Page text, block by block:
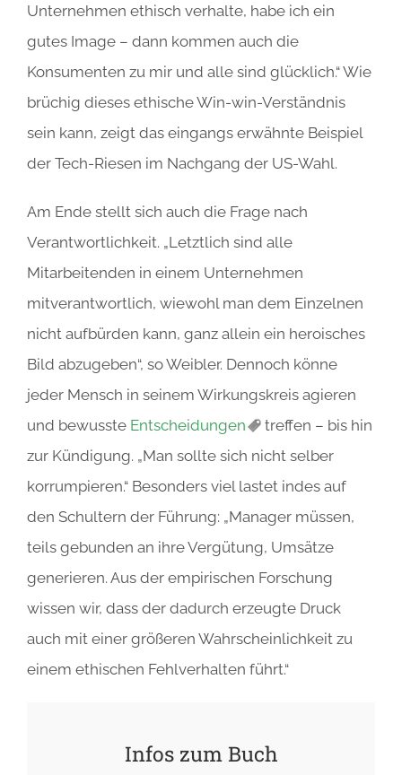
Unternehmen ethisch verhalte, habe ich ein
gutes Image – dann kommen auch die
Konsumenten zu mir und alle sind glücklich.“ Wie
brüchig dieses ethische Win-win-Verständnis
sein kann, zeigt das eingangs erwähnte Beispiel
der Tech-Riesen im Nachgang der US-Wahl.
Am Ende stellt sich auch die Frage nach
Verantwortlichkeit. „Letztlich sind alle
Mitarbeitenden in einem Unternehmen
mitverantwortlich, wiewohl man dem Einzelnen
nicht aufbürden kann, ganz allein ein heroisches
Bild abzugeben“, so Weibler. Dennoch könne
jeder Mensch in seinem Wirkungskreis agieren
und bewusste Entscheidungen
treffen – bis hin
zur Kündigung. „Man sollte sich nicht selber
korrumpieren.“ Besonders viel lastet indes auf
den Schultern der Führung: „Manager müssen,
teils gebunden an ihre Vergütung, Umsätze
generieren. Aus der empirischen Forschung
wissen wir, dass der dadurch erzeugte Druck
auch mit einer größeren Wahrscheinlichkeit zu
einem ethischen Fehlverhalten führt.“
Infos zum Buch